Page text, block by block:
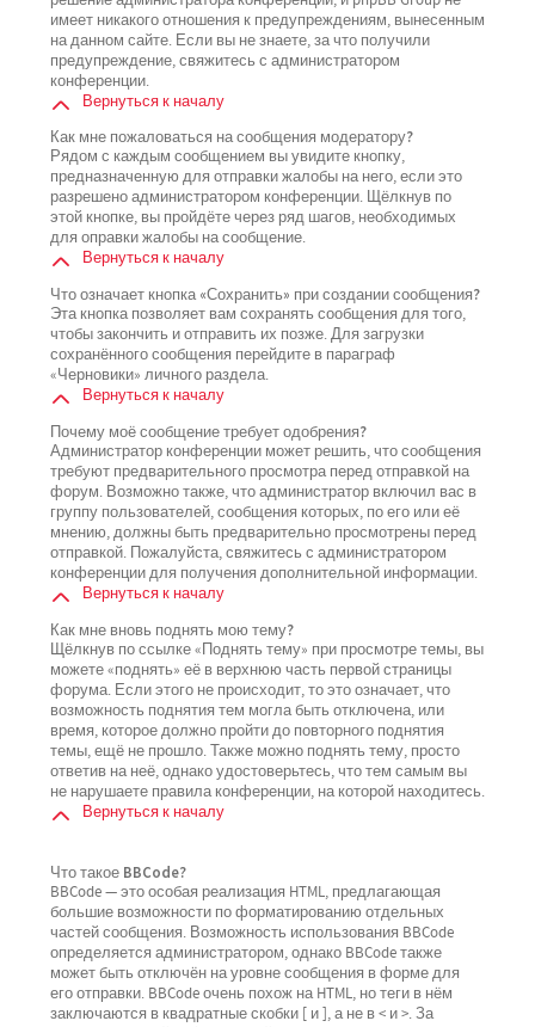
имеет никакого отношения к предупреждениям, вынесенным
на данном сайте. Если вы не знаете, за что получили
предупреждение, свяжитесь с администратором
конференции.
Вернуться к началу
Как мне пожаловаться на сообщения модератору?
Рядом с каждым сообщением вы увидите кнопку,
предназначенную для отправки жалобы на него, если это
разрешено администратором конференции. Щёлкнув по
этой кнопке, вы пройдёте через ряд шагов, необходимых
для оправки жалобы на сообщение.
Вернуться к началу
Что означает кнопка «Сохранить» при создании сообщения?
Эта кнопка позволяет вам сохранять сообщения для того,
чтобы закончить и отправить их позже. Для загрузки
сохранённого сообщения перейдите в параграф
«Черновики» личного раздела.
Вернуться к началу
Почему моё сообщение требует одобрения?
Администратор конференции может решить, что сообщения
требуют предварительного просмотра перед отправкой на
форум. Возможно также, что администратор включил вас в
группу пользователей, сообщения которых, по его или её
мнению, должны быть предварительно просмотрены перед
отправкой. Пожалуйста, свяжитесь с администратором
конференции для получения дополнительной информации.
Вернуться к началу
Как мне вновь поднять мою тему?
Щёлкнув по ссылке «Поднять тему» при просмотре темы, вы
можете «поднять» её в верхнюю часть первой страницы
форума. Если этого не происходит, то это означает, что
возможность поднятия тем могла быть отключена, или
время, которое должно пройти до повторного поднятия
темы, ещё не прошло. Также можно поднять тему, просто
ответив на неё, однако удостоверьтесь, что тем самым вы
не нарушаете правила конференции, на которой находитесь.
Вернуться к началу
Что такое BBCode?
BBCode — это особая реализация HTML, предлагающая
большие возможности по форматированию отдельных
частей сообщения. Возможность использования BBCode
определяется администратором, однако BBCode также
может быть отключён на уровне сообщения в форме для
его отправки. BBCode очень похож на HTML, но теги в нём
заключаются в квадратные скобки [ и ], а не в < и >. За